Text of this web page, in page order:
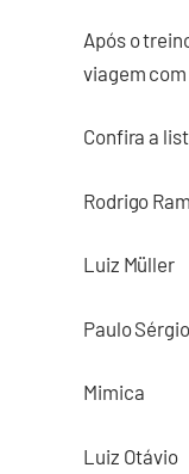
Após o
viagem
Confira a
Rodrigo
Luiz Müller
Paulo Sérgio
Mimica
Luiz Otávio